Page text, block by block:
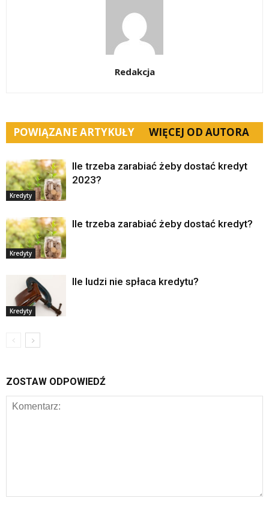
Redakcja
POWIĄZANE ARTYKUŁY WIĘCEJ OD AUTORA
Kredyty
Ile trzeba zarabiać żeby dostać kredyt
2023?
Kredyty
Ile trzeba zarabiać żeby dostać kredyt?
Kredyty
Ile ludzi nie spłaca kredytu?
ZOSTAW ODPOWIEDŹ